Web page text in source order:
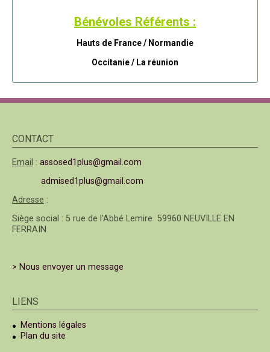
Bénévoles Référents :
Hauts de France / Normandie
Occitanie / La réunion
CONTACT
Email : assosed1plus@gmail.com
admised1plus@gmail.com
Adresse :
Siège social : 5 rue de l'Abbé Lemire 59960 NEUVILLE EN
FERRAIN
> Nous envoyer un message
LIENS
Mentions légales
Plan du site